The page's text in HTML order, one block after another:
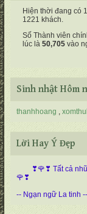
Hiện thời đang có
1221 khách.
Số Thành viên
lúc là 50,705 vào
Sinh nhật Hôm
thanhhoang
Lời Hay Ý Đẹp
❣🌹❣ Tất cả
🌹❣
-- Ngạn ngữ La tinh --